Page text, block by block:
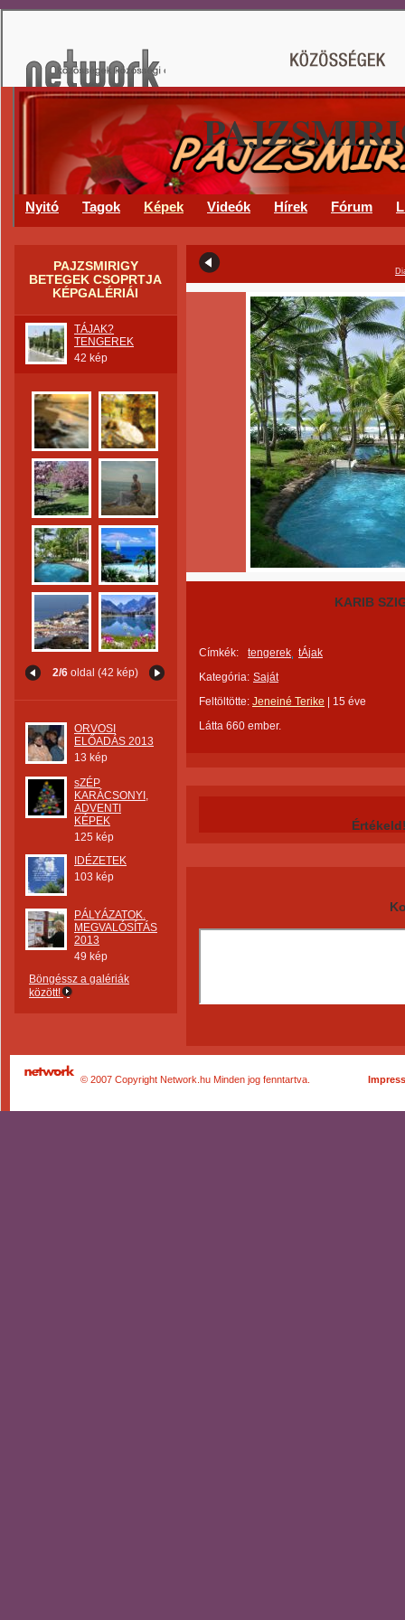
Nyitó Tagok Képek Videók Hírek Fórum
PAJZSMIRIGY
BETEGEK CSOPRTJA
KÉPGALÉRIÁI
TÁJAK?
TENGEREK
42 kép
2/6 oldal (42 kép)
ORVOSI
ELŐADÁS 2013
13 kép
sZÉP
KARÁCSONYI,
ADVENTI
KÉPEK
125 kép
IDÉZETEK
103 kép
PÁLYÁZATOK.
MEGVALÓSÍTÁS
2013
49 kép
Böngéssz a galériák
között!
KARIB
Címkék: tengerek tÁjak
Kategória: Saját
Feltöltötte: Jeneiné Terike
15 éve
Látta 660 ember.
© 2007 Copyright Network.hu Minden jog fenntartva.